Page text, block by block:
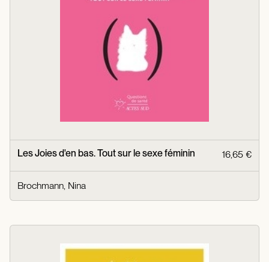
Les Joies d'en bas. Tout sur le sexe féminin 16,65 €
Brochmann, Nina